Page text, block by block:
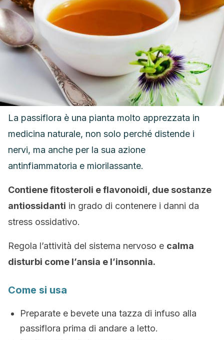
La passiflora è una pianta molto apprezzata in
medicina naturale, non solo perché distende i
nervi, ma anche per la sua azione
antinfiammatoria e miorilassante.
Contiene fitosteroli e flavonoidi, due sostanze
antiossidanti in grado di contenere i danni da
stress ossidativo.
Regola l’attività del sistema nervoso e calma
disturbi come l’ansia e l’insonnia.
Come si usa
Preparate e bevete una tazza di infuso alla
passiflora prima di andare a letto.